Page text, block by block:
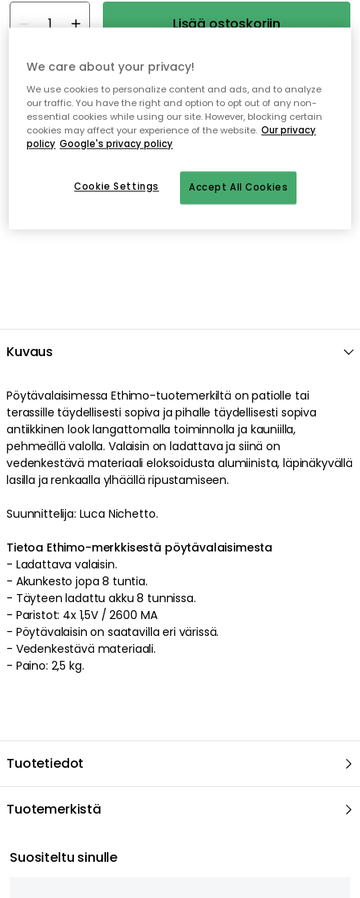
Lisää ostoskoriin
Ilmainen toimitus Vain 1 kpl jäljellä varastossa
Ilmainen toimitus yli 79 €*
Nopeat ja joustavat toimitukset
Avoin palautusoikeus 30 päivän ajan
Kuvaus
Pöytävalaisimessa Ethimo-tuotemerkiltä onpatiolle tai
terassille täydellisesti sopiva japihalle täydellisesti sopiva
antiikkinen looklangattomalla toiminnolla ja kauniilla,
pehmeällä valolla. Valaisin onladattava ja siinä on
vedenkestävä materiaali eloksoidusta alumiinista,läpinäkyvällä
lasilla ja renkaalla ylhäällä ripustamiseen.
Suunnittelija: Luca Nichetto.
Tietoa Ethimo-merkkisestä pöytävalaisimesta
- Ladattava valaisin.
- Akunkesto jopa 8 tuntia.
- Täyteen ladattu akku 8 tunnissa.
- Paristot: 4x 1,5V / 2600 MA
- Pöytävalaisin on saatavilla eri värissä.
- Vedenkestävä materiaali.
- Paino: 2,5 kg.
Tuotetiedot
Tuotemerkistä
Suositeltu sinulle
We care about your privacy!
We use cookies to personalize content and ads, and to analyze
our traffic. You have the right and option to opt out of any non-
essential cookies while using our site. However, blocking certain
cookies may affect your experience of the website. Our privacy
policy Google's privacy policy
Accept All Cookies
Cookie Settings